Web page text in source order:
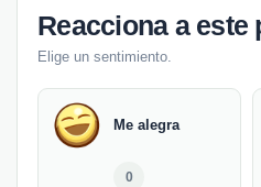
Reacciona a este
Elige un sentimiento.
Me alegra
0